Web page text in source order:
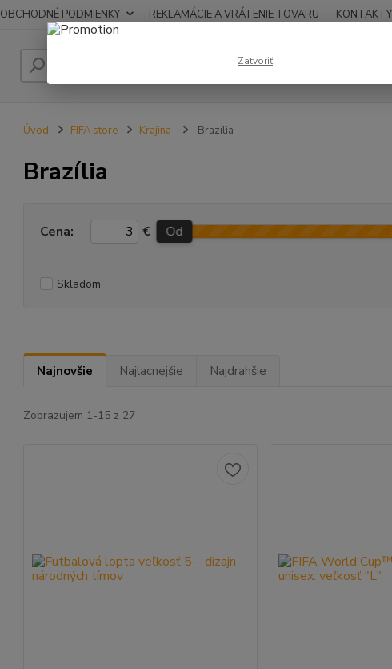
OBCHODNÉ PODMIENKY REKLAMÁCIE A VRÁTENIE TOVARU KONTAKTY
Hľadať
Úvod FIFA store Krajina Brazília
Brazília
Cena: € Od
Skladom
Najnovšie Najlacnejšie Najdrahšie
Zobrazujem 1-15 z 27
Zatvoriť